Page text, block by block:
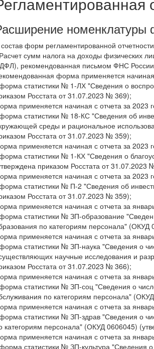
номенклатуры
форм регламентированной
сумм налога на доходы физических
рекомендованная письмом ФНС
форма применяется
статистики № 1-ЛХ "Сведения о
Росстата от 31.07.2023 № 369);
применяется начиная с отчета за 2023
статистики № 18-КС "Сведения об
среды и рациональное
Росстата от 31.07.2023 № 359);
применяется начиная с отчета за 2023
статистики № 1-КХ "Сведения о
приказом Росстата от 31.07.2023
применяется начиная с отчета за 2023
статистики № П-2 "Сведения об
Росстата от 31.07.2023 № 359);
применяется начиная с отчета за
статистики № ЗП-образование
по категориям персонала"
применяется начиная с отчета за
статистики № ЗП-наука "Сведения о
научные исследования и
Росстата от 31.07.2023 № 366);
применяется начиная с отчета за
статистики № ЗП-соц "Сведения о
по категориям персонала"
применяется начиная с отчета за
статистики № ЗП-здрав "Сведения о
категориям персонала" (ОКУД 0606045)
применяется начиная с отчета за
статистики № ЗП-культура "Сведения